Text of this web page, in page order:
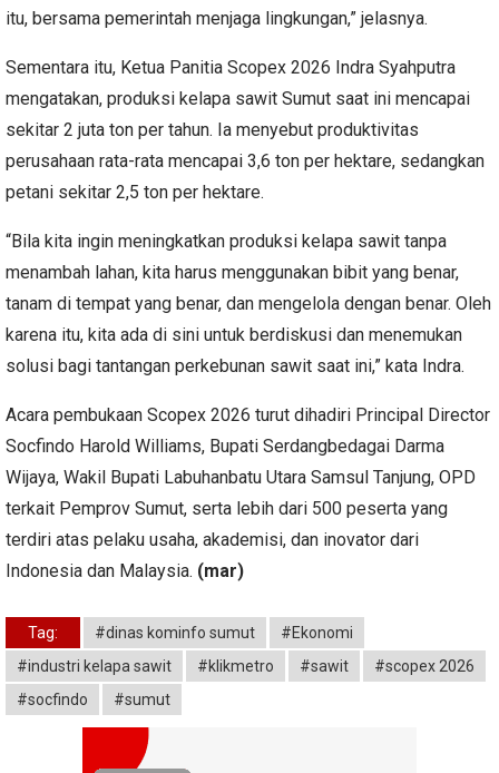
itu, bersama pemerintah menjaga lingkungan,” jelasnya.
Sementara itu, Ketua Panitia Scopex 2026 Indra Syahputra
mengatakan, produksi kelapa sawit Sumut saat ini mencapai
sekitar 2 juta ton per tahun. Ia menyebut produktivitas
perusahaan rata-rata mencapai 3,6 ton per hektare, sedangkan
petani sekitar 2,5 ton per hektare.
“Bila kita ingin meningkatkan produksi kelapa sawit tanpa
menambah lahan, kita harus menggunakan bibit yang benar,
tanam di tempat yang benar, dan mengelola dengan benar. Oleh
karena itu, kita ada di sini untuk berdiskusi dan menemukan
solusi bagi tantangan perkebunan sawit saat ini,” kata Indra.
Acara pembukaan Scopex 2026 turut dihadiri Principal Director
Socfindo Harold Williams, Bupati Serdangbedagai Darma
Wijaya, Wakil Bupati Labuhanbatu Utara Samsul Tanjung, OPD
terkait Pemprov Sumut, serta lebih dari 500 peserta yang
terdiri atas pelaku usaha, akademisi, dan inovator dari
Indonesia dan Malaysia. (mar)
Tag: #dinas kominfo sumut
#Ekonomi
#industri kelapa sawit
#klikmetro #sawit
#scopex 2026
#socfindo
#sumut